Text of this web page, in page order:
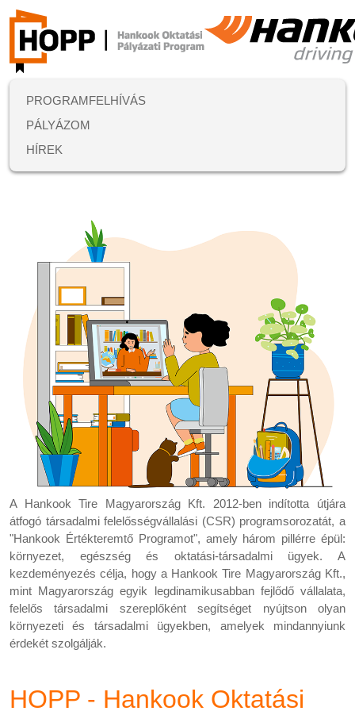
PROGRAMFELHÍVÁS
PÁLYÁZOM
HÍREK
A Hankook Tire Magyarország Kft. 2012-ben indította útjára
átfogó társadalmi felelősségvállalási (CSR) programsorozatát, a
"Hankook Értékteremtő Programot", amely három pillérre épül:
környezet, egészség és oktatási-társadalmi ügyek. A
kezdeményezés célja, hogy a Hankook Tire Magyarország Kft.,
mint Magyarország egyik legdinamikusabban fejlődő vállalata,
felelős társadalmi szereplőként segítséget nyújtson olyan
környezeti és társadalmi ügyekben, amelyek mindannyiunk
érdekét szolgálják.
HOPP - Hankook Oktatási